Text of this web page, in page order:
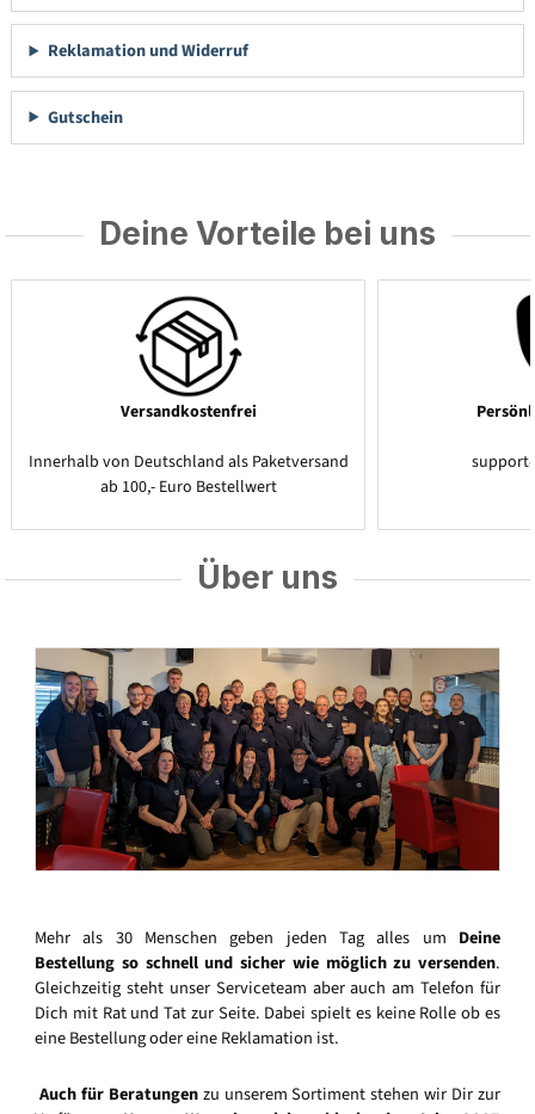
Reklamation und Widerruf
Gutschein
Deine Vorteile bei uns
Versandkostenfrei
Innerhalb von Deutschland als Paketversand
ab 100,- Euro Bestellwert
Über uns
Mehr als 30 Menschen geben jeden Tag alles um Deine
Bestellung so schnell und sicher wie möglich zu versenden.
Gleichzeitig steht unser Serviceteam aber auch am Telefon für
Dich mit Rat und Tat zur Seite. Dabei spielt es keine Rolle ob es
eine Bestellung oder eine Reklamation ist.
Auch für Beratungenzu unserem Sortiment stehen wir Dir zur